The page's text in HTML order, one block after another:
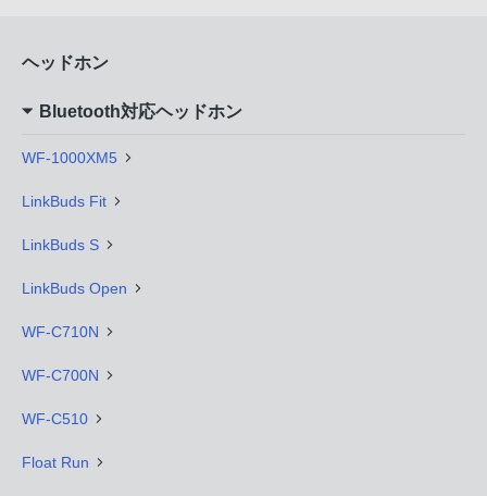
ヘッドホン
Bluetooth対応ヘッドホン
WF-1000XM5
LinkBuds Fit
LinkBuds S
LinkBuds Open
WF-C710N
WF-C700N
WF-C510
Float Run